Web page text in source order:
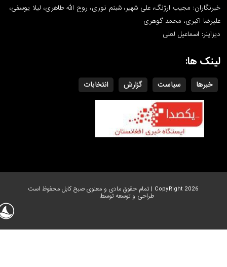
خبرنگاران: مجیب ارژنگ، علی شهیر، شبنم نوری، روح الله طاهری، لیلا یوسفی،
علیرضا اکبری، محمد گوهری
دیزاینر: اسماعیل لعلی
لینک ها:
خبرها سیاست گزارش انتخابات
CopyRight 2026 | تمام حقوق مادی و معنوی صبح کابل محفوظ است
طراحی و توسعه توسط